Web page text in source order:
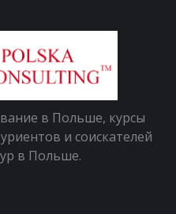
в Польше, курсы
и соискателей
в Польше.